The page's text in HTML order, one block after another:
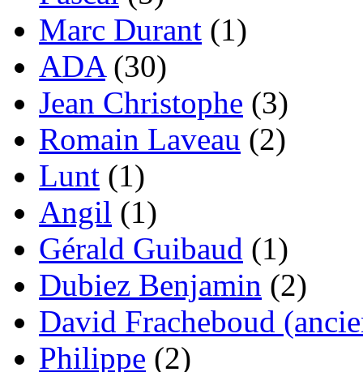
Marc Durant (1)
ADA(30)
Jean Christophe (3)
Romain Laveau (2)
Lunt (1)
Angil (1)
Gérald Guibaud (1)
Dubiez Benjamin (2)
David Fracheboud
Philippe (2)